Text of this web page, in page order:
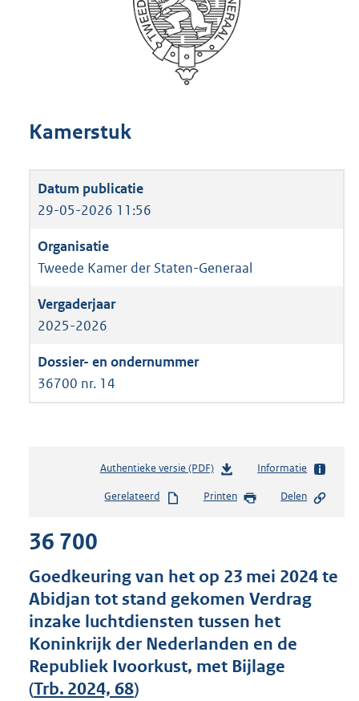
Kamerstuk
29-05-2026 11:56
Tweede Kamer der Staten-Generaal
2025-2026
36700 nr. 14
Authentieke versie (PDF)b
s
s
g
r
o
t
Informatie
Gerelateerd Printen Delen
36 700
Goedkeuring van het op 23 mei 2024 te
Abidjan tot stand gekomen Verdrag
inzake luchtdiensten tussen het
Koninkrijk der Nederlanden en de
Republiek Ivoorkust, met Bijlage
(Trb. 2024, 68)